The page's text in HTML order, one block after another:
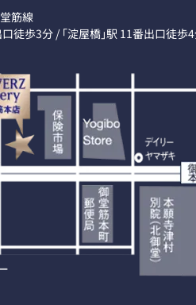
筋線
口徒歩3分 / 「淀屋橋」駅 11番出口徒歩